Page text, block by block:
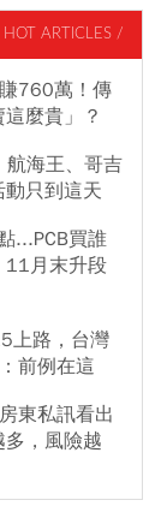
ARTICLES /
760萬！傳
麼貴」？
航海王、哥吉
只到這天
...PCB買誰
11月末升段
上路，台灣
前例在這
東私訊看出
多，風險越